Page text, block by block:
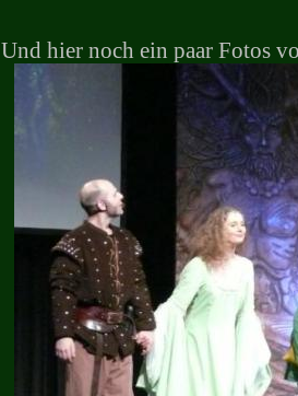
Und hier noch ein paar Fotos